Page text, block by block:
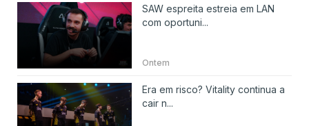
SAW espreita estreia em LAN
com oportuni...
Ontem
Era em risco? Vitality continua a
cair n...